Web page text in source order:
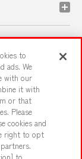
ポリシー
方針と検証結果
to
ads. We
with our
it with
or that
Please
cookies and
right to opt